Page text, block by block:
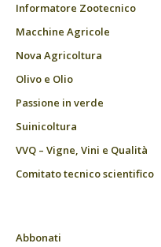
Informatore Zootecnico
Macchine Agricole
Nova Agricoltura
Olivo e Olio
Passione in verde
Suinicoltura
VVQ – Vigne, Vini e Qualità
Comitato tecnico scientifico
Abbonati